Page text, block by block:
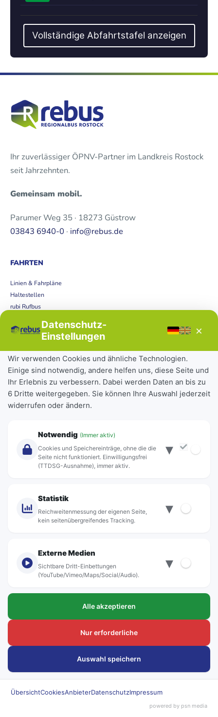
Vollständige Abfahrtstafel anzeigen
Ihr zuverlässiger ÖPNV-Partner im Landkreis Rostock
seit Jahrzehnten.
Gemeinsam mobil.
Parumer Weg 35 · 18273 Güstrow
03843 6940-0 · info@rebus.de
FAHRTEN
Linien & Fahrpläne
Haltestellen
rubi Rufbus
Störungen
Tickets & Tarife
Deutschlandticket
Schülerkarte
Einzeltickets
Abonnements
Über Rebus
Standorte
© rebus Regionalbus Rostock GmbH
Kundenanliegen
Datenschutz-
Einstellungen
×
Wir verwenden Cookies und ähnliche Technologien.
Einige sind notwendig, andere helfen uns, diese Seite und
Ihr Erlebnis zu verbessern. Dabei werden Daten an bis zu
6 Dritte weitergegeben. Sie können Ihre Auswahl jederzeit
widerrufen oder ändern.
Notwendig (Immer aktiv)
Cookies und Speichereinträge, ohne die die
Seite nicht funktioniert. Einwilligungsfrei
(TTDSG-Ausnahme), immer aktiv.
▾
Statistik
Reichweitenmessung der eigenen Seite,
kein seitenübergreifendes Tracking.
▾
Externe Medien
Sichtbare Dritt-Einbettungen
(YouTube/Vimeo/Maps/Social/Audio).
▾
Alle akzeptieren
Nur erforderliche
Auswahl speichern
ÜbersichtCookiesAnbieterDatenschutzImpressum
powered by psn media